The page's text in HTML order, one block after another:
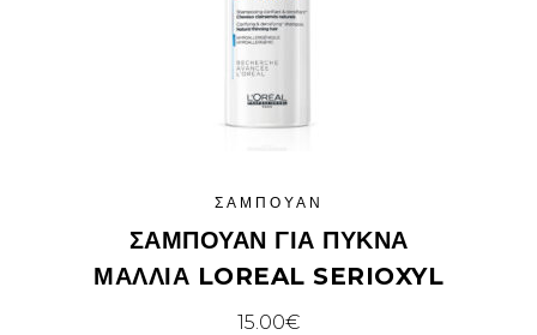
ΣΑΜΠΟΥΆΝ
ΣΑΜΠΟΥΆΝ ΓΙΑ ΠΥΚΝΆ
ΜΑΛΛΙΆ LOREAL SERIOXYL
15.00€